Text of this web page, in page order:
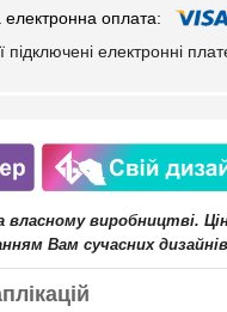
підключені електронні
власному виробництві.
Вам сучасних